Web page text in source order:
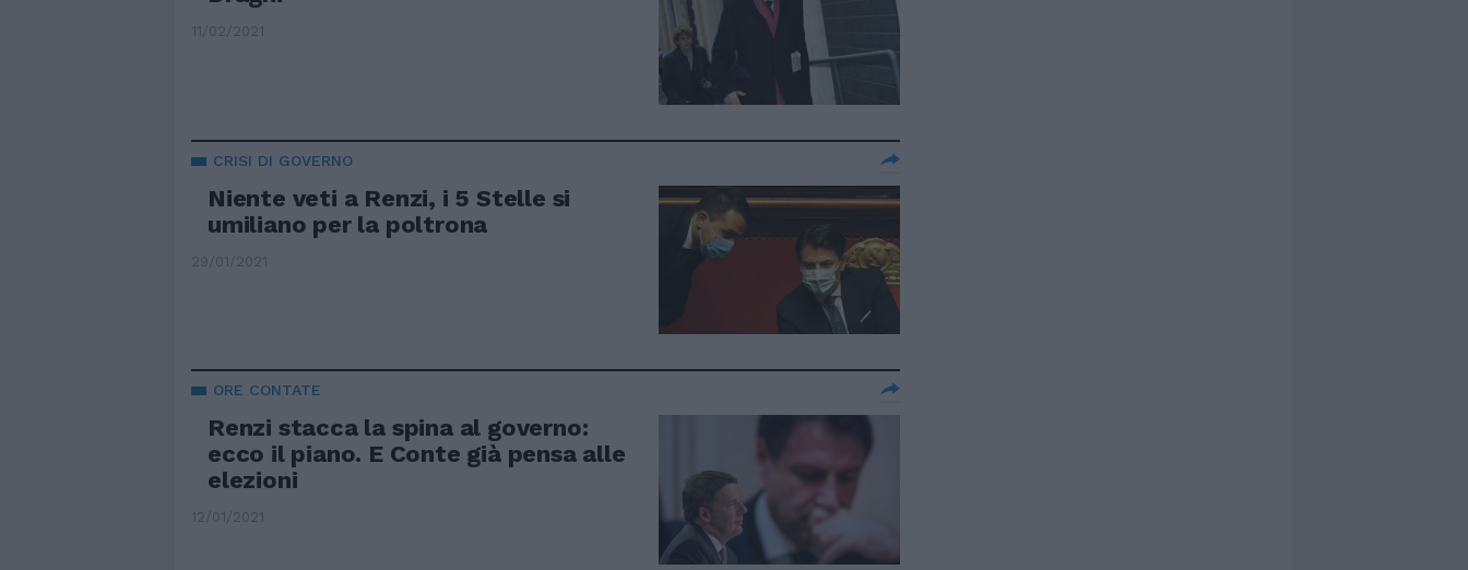
11/02/2021
CRISI DI GOVERNO
Niente veti a Renzi, i 5 Stelle si
umiliano per la poltrona
29/01/2021
ORE CONTATE
Renzi stacca la spina al governo:
ecco il piano. E Conte già pensa alle
elezioni
12/01/2021